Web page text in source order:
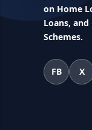
on Home
Loans,
Schemes.
FB X